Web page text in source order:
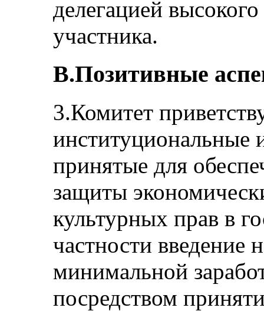
делегацией
участника.
B.Позитивные
3.Комитет
институциональные
принятые для
защиты
культурных прав в
частности введение
минимальной
посредством